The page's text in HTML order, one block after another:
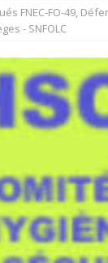
FNEC-FO-49,
- SNFOLC